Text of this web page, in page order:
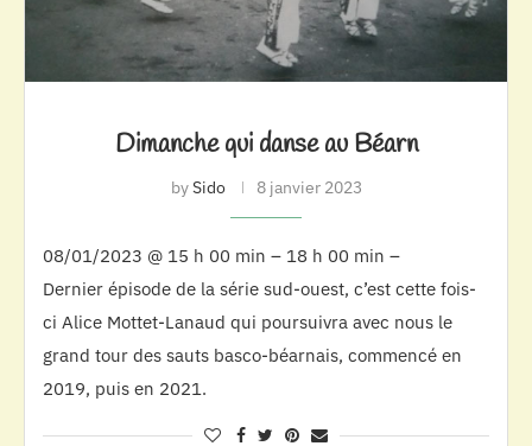
Dimanche qui danse au Béarn
bySido 8 janvier 2023
08/01/2023 @ 15 h 00 min – 18 h 00 min –
Dernier épisode de la série sud-ouest, c’est cette fois-
ci Alice Mottet-Lanaud qui poursuivra avec nous le
grand tour des sauts basco-béarnais, commencé en
2019, puis en 2021.